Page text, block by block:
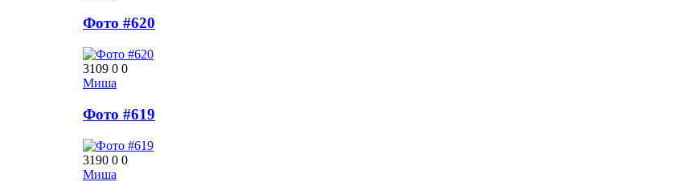
Фото #620
3109 0 0
Миша
Фото #619
3190 0 0
Миша